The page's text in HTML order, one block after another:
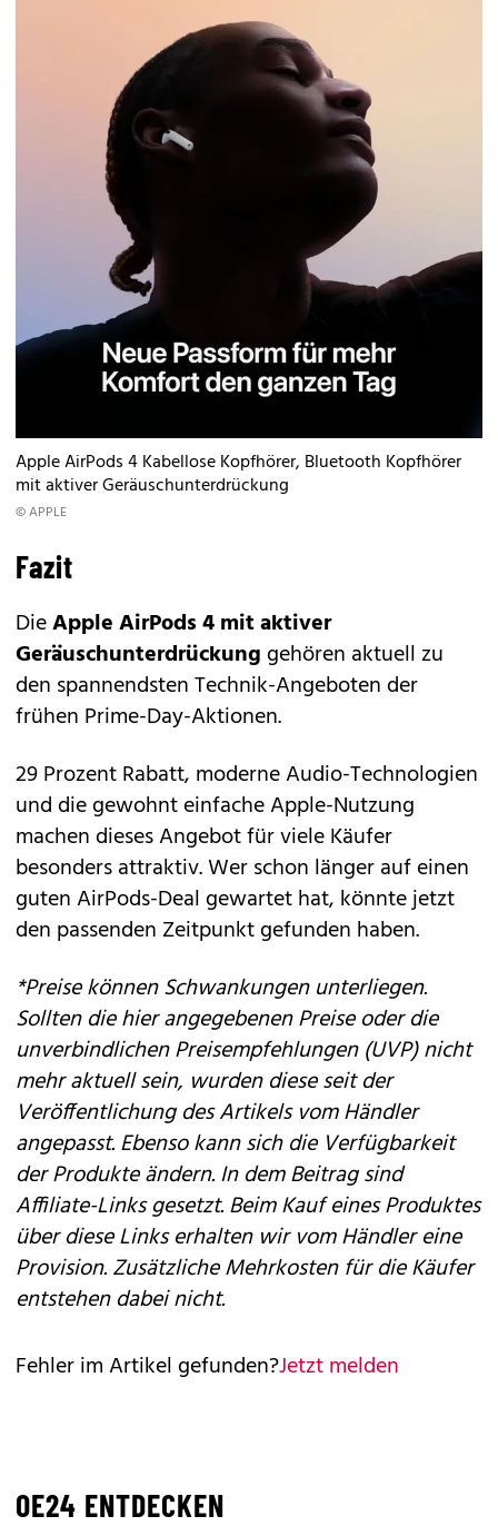
Apple AirPods 4 Kabellose Kopfhörer, Bluetooth Kopfhörer
mit aktiver Geräuschunterdrückung
© APPLE
Fazit
DieApple AirPods 4 mit aktiver
Geräuschunterdrückunggehören aktuell zu
den spannendsten Technik-Angeboten der
frühen Prime-Day-Aktionen.
29 Prozent Rabatt, moderne Audio-Technologien
und die gewohnt einfache Apple-Nutzung
machen dieses Angebot für viele Käufer
besonders attraktiv. Wer schon länger auf einen
guten AirPods-Deal gewartet hat, könnte jetzt
den passenden Zeitpunkt gefunden haben.
*Preise können Schwankungen unterliegen.
Sollten die hier angegebenen Preise oder die
unverbindlichen Preisempfehlungen (UVP) nicht
mehr aktuell sein, wurden diese seit der
Veröffentlichung des Artikels vom Händler
angepasst. Ebenso kann sich die Verfügbarkeit
der Produkte ändern. In dem Beitrag sind
Affiliate-Links gesetzt. Beim Kauf eines Produktes
über diese Links erhalten wir vom Händler eine
Provision. Zusätzliche Mehrkosten für die Käufer
entstehen dabei nicht.
Fehler im Artikel gefunden?Jetzt melden
OE24 ENTDECKEN